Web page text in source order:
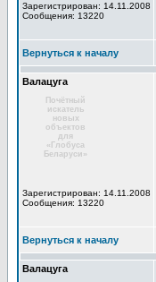
Зарегистрирован: 14.11.2008
Сообщения: 13220
Вернуться к началу
Валацуга
Почётный
искатель
новых
объектов
для
«Глобуса
Беларуси»
Зарегистрирован: 14.11.2008
Сообщения: 13220
Вернуться к началу
Валацуга